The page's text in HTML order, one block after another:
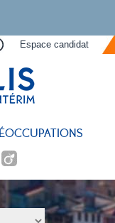
Espace candidat